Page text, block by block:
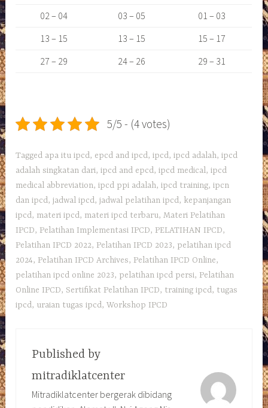
02 – 04
03 – 05
01 – 03
13 – 15
13 – 15
15 – 17
27 – 29
24 – 26 29 – 31
5/5 - (4 votes)
Tagged apa itu ipcd, epcd and ipcd,ipcd,ipcd adalah,ipcd
adalah singkatan dari,ipcd and epcd,ipcd medical,ipcd
medical abbreviation,ipcd ppi adalah,ipcd training,ipcn
dan ipcd,jadwal ipcd,jadwal pelatihan ipcd, kepanjangan
ipcd, materi ipcd, materi ipcd terbaru,Materi Pelatihan
IPCD, Pelatihan Implementasi IPCD, PELATIHAN IPCD,
Pelatihan IPCD 2022, Pelatihan IPCD 2023, pelatihan ipcd
2024, Pelatihan IPCD Archives, Pelatihan IPCD Online,
pelatihan ipcd online 2023, pelatihan ipcd persi, Pelatihan
Online IPCD, Sertifikat Pelatihan IPCD, training ipcd, tugas
ipcd, uraian tugas ipcd,Workshop IPCD
Published by
mitradiklatcenter
Mitradiklatcenter bergerak dibidang